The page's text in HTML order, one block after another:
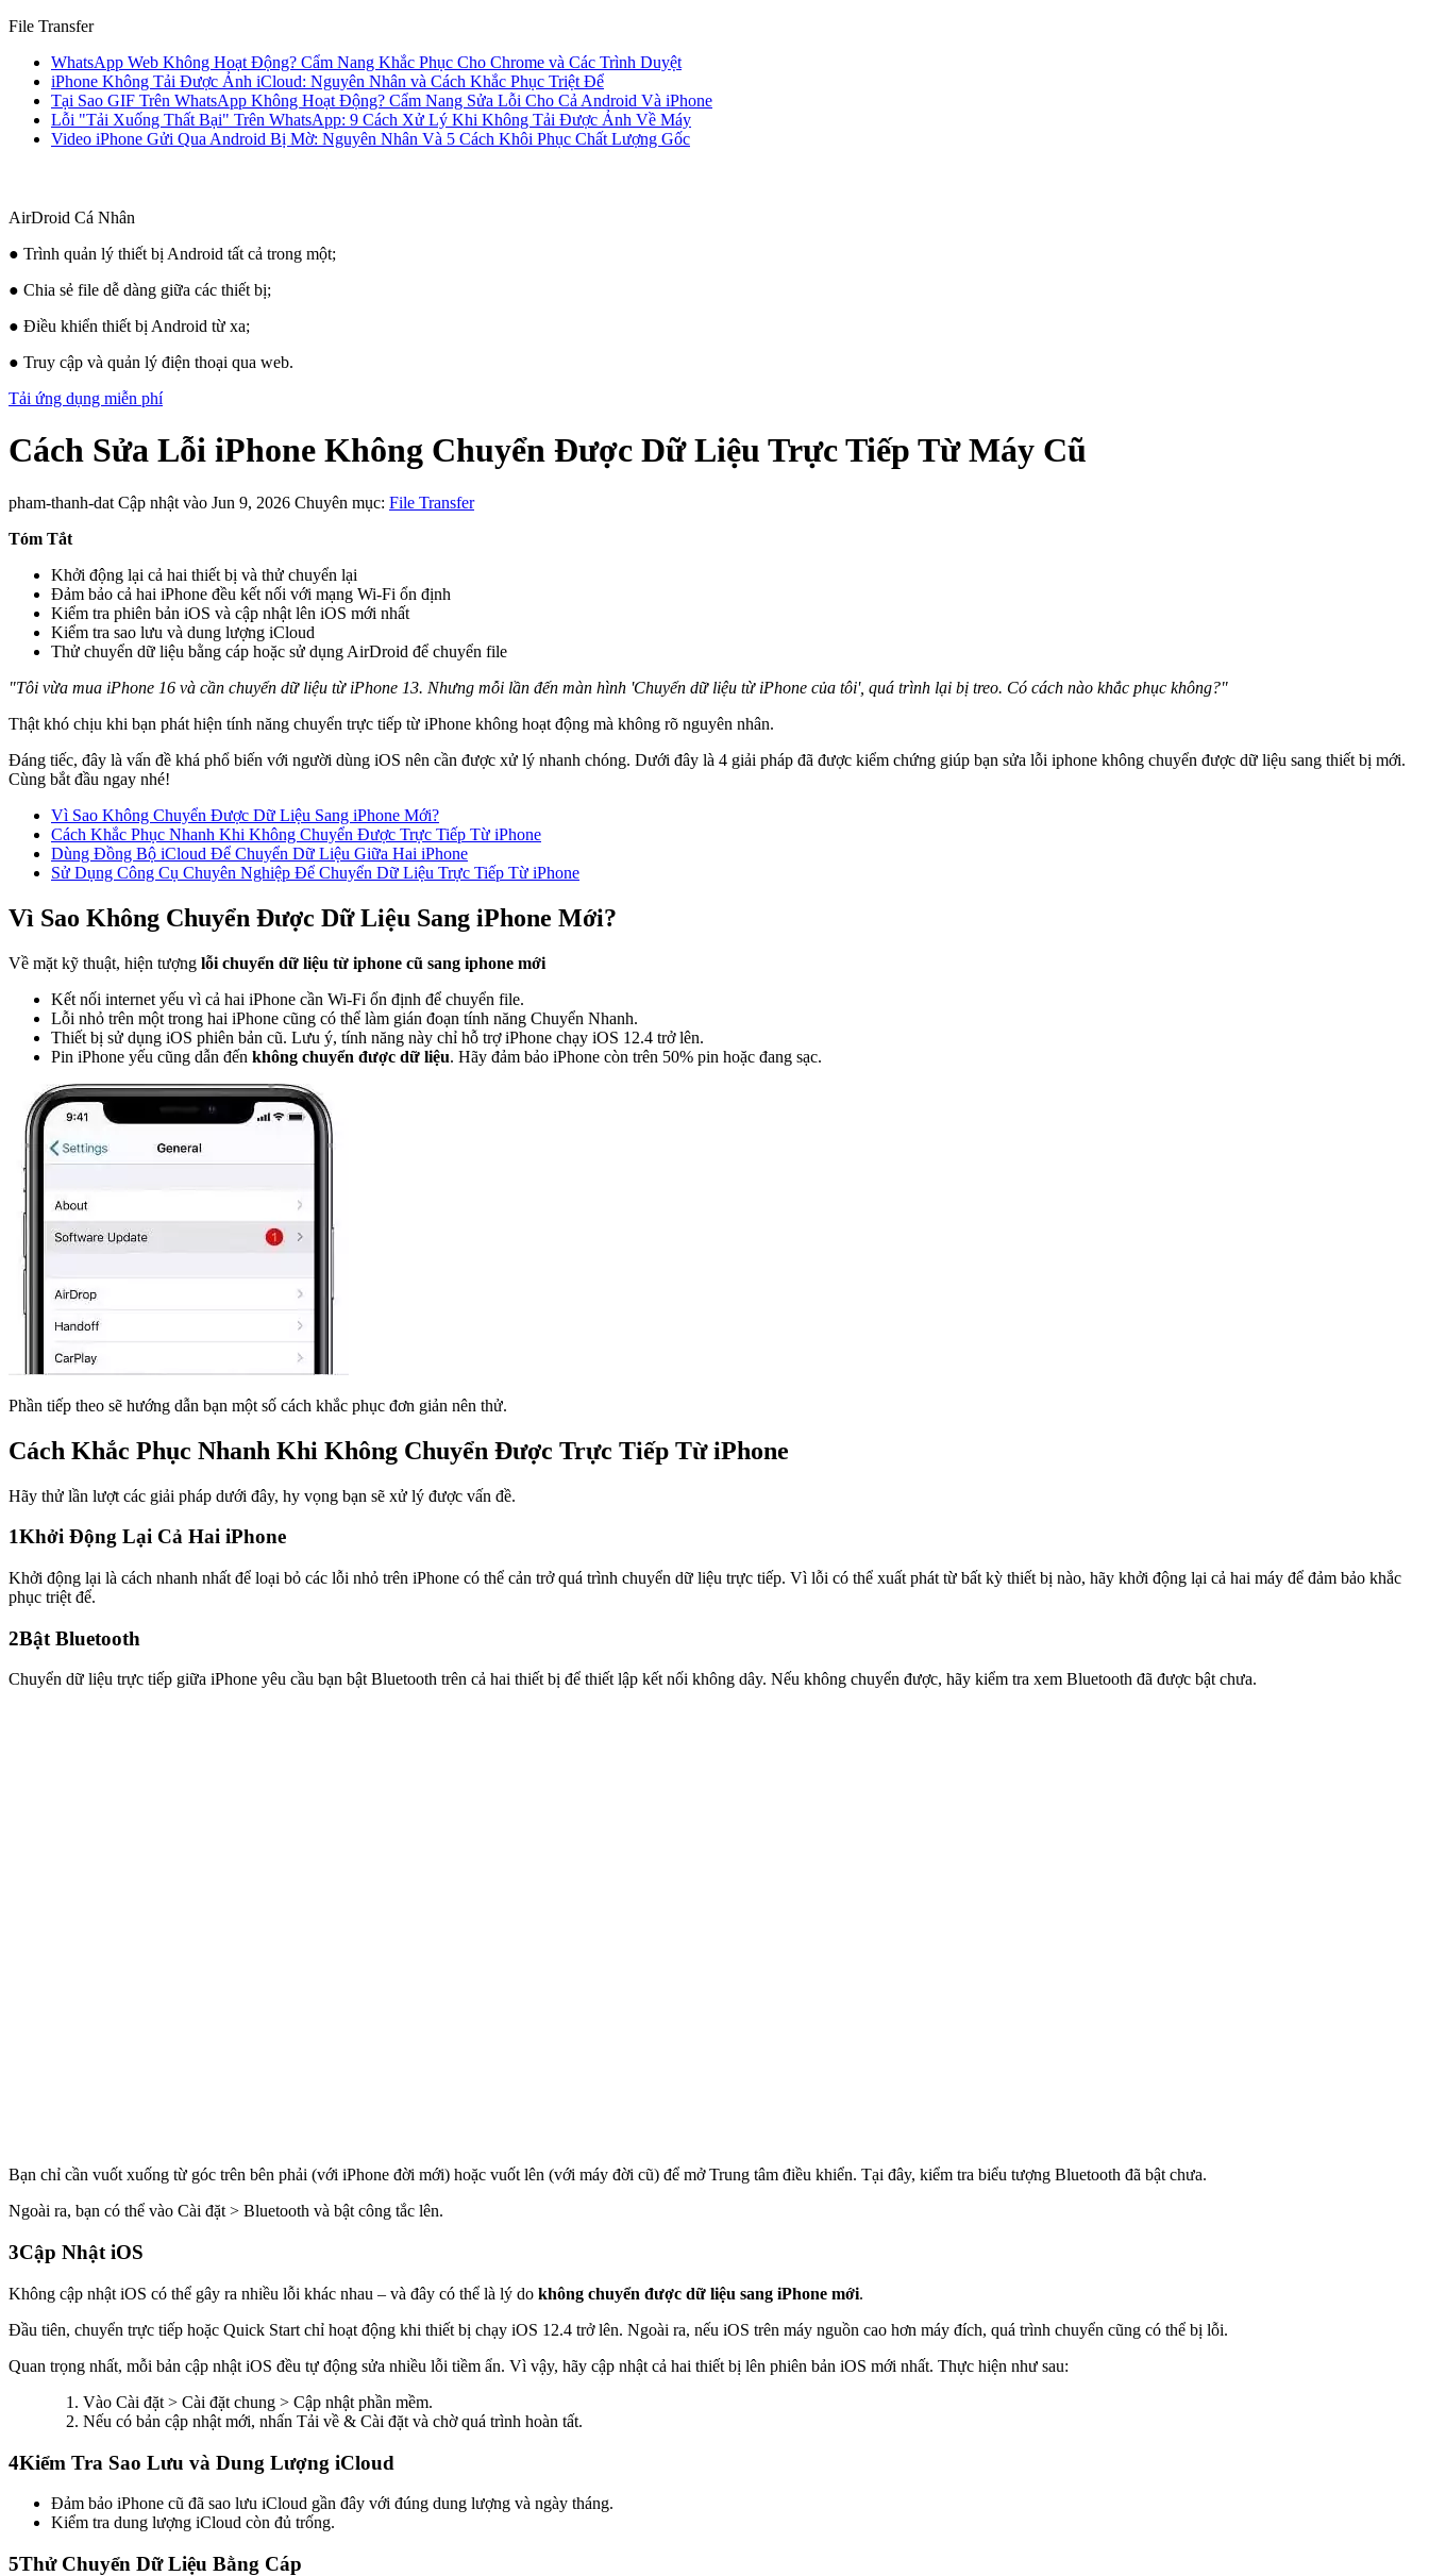
File Transfer
WhatsApp Web Không Hoạt Động? Cẩm Nang Khắc Phục Cho Chrome và Các Trình Duyệt
iPhone Không Tải Được Ảnh iCloud: Nguyên Nhân và Cách Khắc Phục Triệt Để
Tại Sao GIF Trên WhatsApp Không Hoạt Động? Cẩm Nang Sửa Lỗi Cho Cả Android Và iPhone
Lỗi "Tải Xuống Thất Bại" Trên WhatsApp: 9 Cách Xử Lý Khi Không Tải Được Ảnh Về Máy
Video iPhone Gửi Qua Android Bị Mờ: Nguyên Nhân Và 5 Cách Khôi Phục Chất Lượng Gốc
AirDroid Cá Nhân
● Trình quản lý thiết bị Android tất cả trong một;
● Chia sẻ file dễ dàng giữa các thiết bị;
● Điều khiển thiết bị Android từ xa;
● Truy cập và quản lý điện thoại qua web.
Tải ứng dụng miễn phí
Cách Sửa Lỗi iPhone Không Chuyển Được Dữ Liệu Trực Tiếp Từ Máy Cũ
pham-thanh-dat Cập nhật vào Jun 9, 2026 Chuyên mục: File Transfer
Tóm Tắt
Khởi động lại cả hai thiết bị và thử chuyển lại
Đảm bảo cả hai iPhone đều kết nối với mạng Wi-Fi ổn định
Kiểm tra phiên bản iOS và cập nhật lên iOS mới nhất
Kiểm tra sao lưu và dung lượng iCloud
Thử chuyển dữ liệu bằng cáp hoặc sử dụng AirDroid để chuyển file
"Tôi vừa mua iPhone 16 và cần chuyển dữ liệu từ iPhone 13. Nhưng mỗi lần đến màn hình 'Chuyển dữ liệu từ iPhone của tôi', quá trình lại bị treo. Có cách nào khắc phục không?"
Thật khó chịu khi bạn phát hiện tính năng chuyển trực tiếp từ iPhone không hoạt động mà không rõ nguyên nhân.
Đáng tiếc, đây là vấn đề khá phổ biến với người dùng iOS nên cần được xử lý nhanh chóng. Dưới đây là 4 giải pháp đã được kiểm chứng giúp bạn sửa lỗi iphone không chuyển được dữ liệu sang thiết bị mới.
Cùng bắt đầu ngay nhé!
Vì Sao Không Chuyển Được Dữ Liệu Sang iPhone Mới?
Cách Khắc Phục Nhanh Khi Không Chuyển Được Trực Tiếp Từ iPhone
Dùng Đồng Bộ iCloud Để Chuyển Dữ Liệu Giữa Hai iPhone
Sử Dụng Công Cụ Chuyên Nghiệp Để Chuyển Dữ Liệu Trực Tiếp Từ iPhone
Vì Sao Không Chuyển Được Dữ Liệu Sang iPhone Mới?
Về mặt kỹ thuật, hiện tượng lỗi chuyển dữ liệu từ iphone cũ sang iphone mới
Kết nối internet yếu vì cả hai iPhone cần Wi-Fi ổn định để chuyển file.
Lỗi nhỏ trên một trong hai iPhone cũng có thể làm gián đoạn tính năng Chuyển Nhanh.
Thiết bị sử dụng iOS phiên bản cũ. Lưu ý, tính năng này chỉ hỗ trợ iPhone chạy iOS 12.4 trở lên.
Pin iPhone yếu cũng dẫn đến không chuyển được dữ liệu. Hãy đảm bảo iPhone còn trên 50% pin hoặc đang sạc.
Phần tiếp theo sẽ hướng dẫn bạn một số cách khắc phục đơn giản nên thử.
Cách Khắc Phục Nhanh Khi Không Chuyển Được Trực Tiếp Từ iPhone
Hãy thử lần lượt các giải pháp dưới đây, hy vọng bạn sẽ xử lý được vấn đề.
1Khởi Động Lại Cả Hai iPhone
Khởi động lại là cách nhanh nhất để loại bỏ các lỗi nhỏ trên iPhone có thể cản trở quá trình chuyển dữ liệu trực tiếp. Vì lỗi có thể xuất phát từ bất kỳ thiết bị nào, hãy khởi động lại cả hai máy để đảm bảo khắc
phục triệt để.
2Bật Bluetooth
Chuyển dữ liệu trực tiếp giữa iPhone yêu cầu bạn bật Bluetooth trên cả hai thiết bị để thiết lập kết nối không dây. Nếu không chuyển được, hãy kiểm tra xem Bluetooth đã được bật chưa.
Bạn chỉ cần vuốt xuống từ góc trên bên phải (với iPhone đời mới) hoặc vuốt lên (với máy đời cũ) để mở Trung tâm điều khiển. Tại đây, kiểm tra biểu tượng Bluetooth đã bật chưa.
Ngoài ra, bạn có thể vào Cài đặt > Bluetooth và bật công tắc lên.
3Cập Nhật iOS
Không cập nhật iOS có thể gây ra nhiều lỗi khác nhau – và đây có thể là lý do không chuyển được dữ liệu sang iPhone mới.
Đầu tiên, chuyển trực tiếp hoặc Quick Start chỉ hoạt động khi thiết bị chạy iOS 12.4 trở lên. Ngoài ra, nếu iOS trên máy nguồn cao hơn máy đích, quá trình chuyển cũng có thể bị lỗi.
Quan trọng nhất, mỗi bản cập nhật iOS đều tự động sửa nhiều lỗi tiềm ẩn. Vì vậy, hãy cập nhật cả hai thiết bị lên phiên bản iOS mới nhất. Thực hiện như sau:
Vào Cài đặt > Cài đặt chung > Cập nhật phần mềm.
Nếu có bản cập nhật mới, nhấn Tải về & Cài đặt và chờ quá trình hoàn tất.
4Kiểm Tra Sao Lưu và Dung Lượng iCloud
Đảm bảo iPhone cũ đã sao lưu iCloud gần đây với đúng dung lượng và ngày tháng.
Kiểm tra dung lượng iCloud còn đủ trống.
5Thử Chuyển Dữ Liệu Bằng Cáp